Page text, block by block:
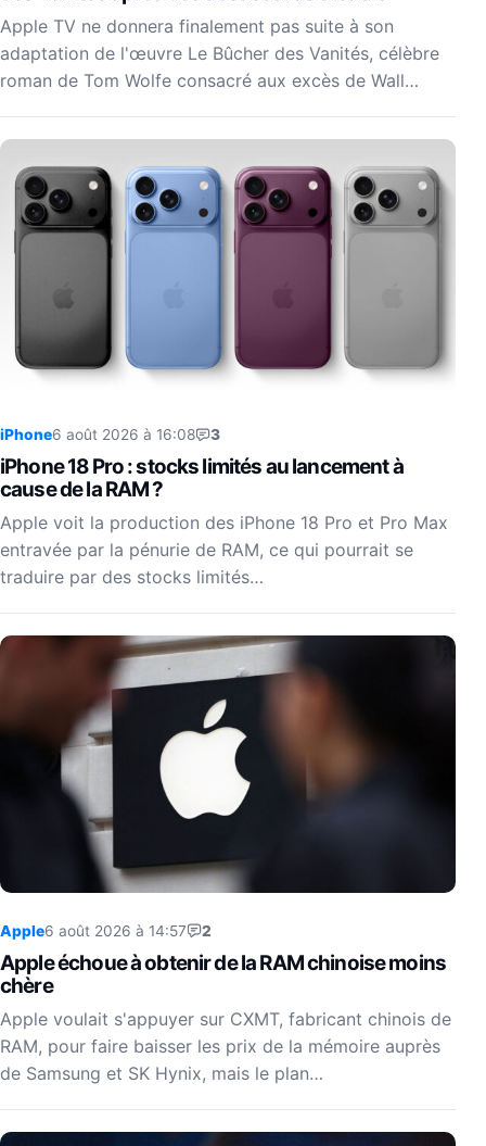
Apple TV ne donnera finalement pas suite à son
adaptation de l'œuvre Le Bûcher des Vanités, célèbre
roman de Tom Wolfe consacré aux excès de Wall…
iPhone6 août 2026 à 16:08 3
iPhone 18 Pro : stocks limités au lancement à
cause de la RAM ?
Apple voit la production des iPhone 18 Pro et Pro Max
entravée par la pénurie de RAM, ce qui pourrait se
traduire par des stocks limités…
Apple6 août 2026 à 14:57 2
Apple échoue à obtenir de la RAM chinoise moins
chère
Apple voulait s'appuyer sur CXMT, fabricant chinois de
RAM, pour faire baisser les prix de la mémoire auprès
de Samsung et SK Hynix, mais le plan…